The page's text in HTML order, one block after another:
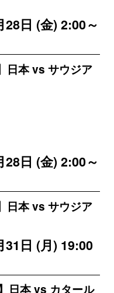
日 (金) 2:00～
日本 vs サウジア
日 (金) 2:00～
日本 vs サウジア
日 (月) 19:00
日本 vs カタール